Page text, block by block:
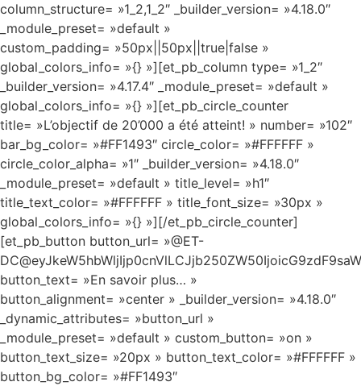
column_structure= »1_2,1_2″ _builder_version= »4.18.0″
_module_preset= »default »
custom_padding= »50px||50px||true|false »
global_colors_info= »{} »][et_pb_column type= »1_2″
_builder_version= »4.17.4″ _module_preset= »default »
global_colors_info= »{} »][et_pb_circle_counter
title= »L’objectif de 20’000 a été atteint! » number= »102″
bar_bg_color= »#FF1493″ circle_color= »#FFFFFF »
circle_color_alpha= »1″ _builder_version= »4.18.0″
_module_preset= »default » title_level= »h1″
title_text_color= »#FFFFFF » title_font_size= »30px »
global_colors_info= »{} »][/et_pb_circle_counter]
[et_pb_button button_url= »@ET-
button_text= »En savoir plus… »
button_alignment= »center » _builder_version= »4.18.0″
_dynamic_attributes= »button_url »
_module_preset= »default » custom_button= »on »
button_text_size= »20px » button_text_color= »#FFFFFF »
button_bg_color= »#FF1493″